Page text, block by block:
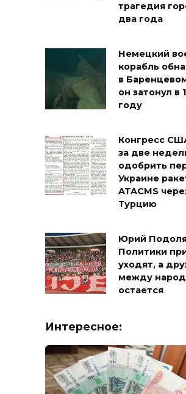
трагедия
два года
Немецкий
корабль
в
он затонул в
году
Конгресс
за две
одобрить
Украине
ATACMS
Турцию
Юрий
Политики
уходят, а
между
остается
Интересное: